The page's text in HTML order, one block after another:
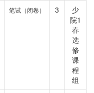
笔试（闭卷） 3
少
院1
春
选
修
课
程
组